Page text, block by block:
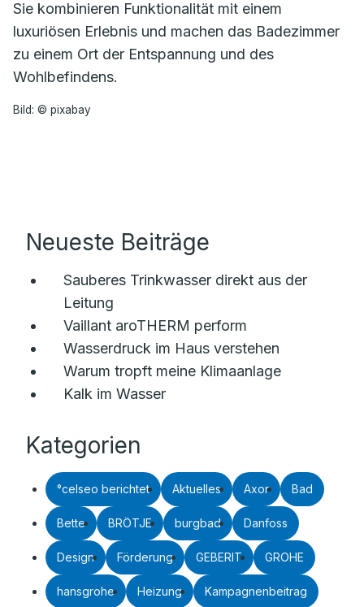
Sie kombinieren Funktionalität mit einem
luxuriösen Erlebnis und machen das Badezimmer
zu einem Ort der Entspannung und des
Wohlbefindens.
Bild: © pixabay
Neueste Beiträge
Sauberes Trinkwasser direkt aus der
Leitung
Vaillant aroTHERM perform
Wasserdruck im Haus verstehen
Warum tropft meine Klimaanlage
Kalk im Wasser
Kategorien
°celseo berichtet Aktuelles Axor Bad
Bette BRÖTJE burgbad Danfoss
Design Förderung GEBERIT GROHE
hansgrohe Heizung Kampagnenbeitrag